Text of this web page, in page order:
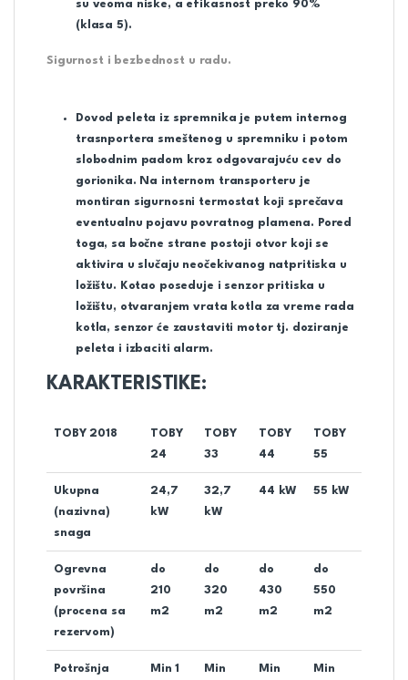
su veoma niske, a efikasnost preko 90%
(klasa 5).
Sigurnost i bezbednost u radu.
Dovod peleta iz spremnika je putem internog
trasnportera smeštenog u spremniku i potom
slobodnim padom kroz odgovarajuću cev do
gorionika. Na internom transporteru je
montiran sigurnosni termostat koji sprečava
eventualnu pojavu povratnog plamena. Pored
toga, sa bočne strane postoji otvor koji se
aktivira u slučaju neočekivanog natpritiska u
ložištu. Kotao poseduje i senzor pritiska u
ložištu, otvaranjem vrata kotla za vreme rada
kotla, senzor će zaustaviti motor tj. doziranje
peleta i izbaciti alarm.
KARAKTERISTIKE:
TOBY 2018
TOBY
24
TOBY
33
TOBY
44
TOBY
55
Ukupna
(nazivna)
snaga
24,7
kW
32,7
kW
44 kW 55 kW
Ogrevna
površina
(procena sa
rezervom)
do
210
m2
do
320
m2
do
430
m2
do
550
m2
Potrošnja Min 1 Min Min Min